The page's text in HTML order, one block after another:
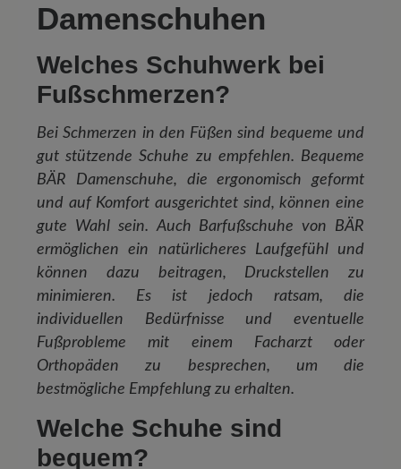
Damenschuhen
Welches Schuhwerk bei
Fußschmerzen?
Bei Schmerzen in den Füßen sind bequeme und
gut stützende Schuhe zu empfehlen. Bequeme
BÄR Damenschuhe, die ergonomisch geformt
und auf Komfort ausgerichtet sind, können eine
gute Wahl sein. Auch Barfußschuhe von BÄR
ermöglichen ein natürlicheres Laufgefühl und
können dazu beitragen, Druckstellen zu
minimieren. Es ist jedoch ratsam, die
individuellen Bedürfnisse und eventuelle
Fußprobleme mit einem Facharzt oder
Orthopäden zu besprechen, um die
bestmögliche Empfehlung zu erhalten.
Welche Schuhe sind
bequem?